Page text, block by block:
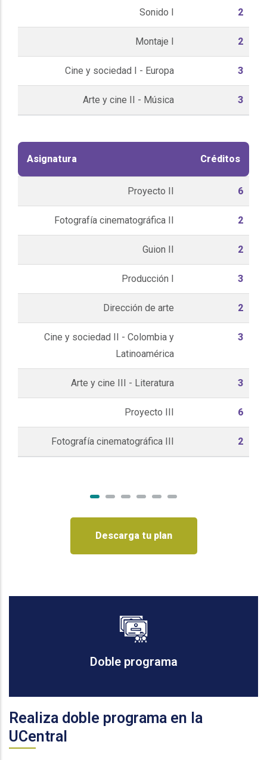
Sonido I 2
Montaje I 2
Cine y sociedad I - Europa 3
Arte y cine II - Música 3
Asignatura Créditos
Proyecto II 6
Fotografía cinematográfica II 2
Guion II 2
Producción I 3
Dirección de arte 2
Cine y sociedad II - Colombia y
Latinoamérica
3
Arte y cine III - Literatura 3
Proyecto III 6
Fotografía cinematográfica III 2
Descarga tu plan
Doble programa
Realiza doble programa en la
UCentral